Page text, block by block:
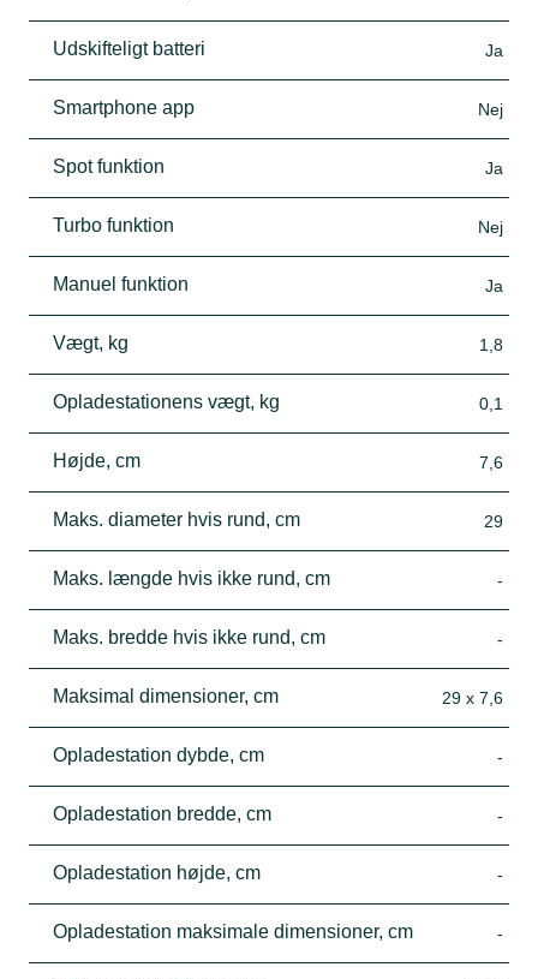
Udskifteligt batteri Ja
Smartphone app Nej
Spot funktion Ja
Turbo funktion Nej
Manuel funktion Ja
Vægt, kg 1,8
Opladestationens vægt, kg 0,1
Højde, cm 7,6
Maks. diameter hvis rund, cm 29
Maks. længde hvis ikke rund, cm -
Maks. bredde hvis ikke rund, cm -
Maksimal dimensioner, cm 29 x 7,6
Opladestation dybde, cm -
Opladestation bredde, cm -
Opladestation højde, cm -
Opladestation maksimale dimensioner, cm -